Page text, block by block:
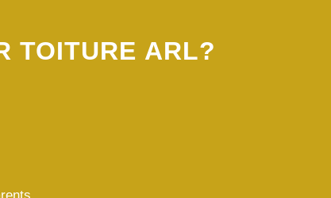
TOITURE ARL?